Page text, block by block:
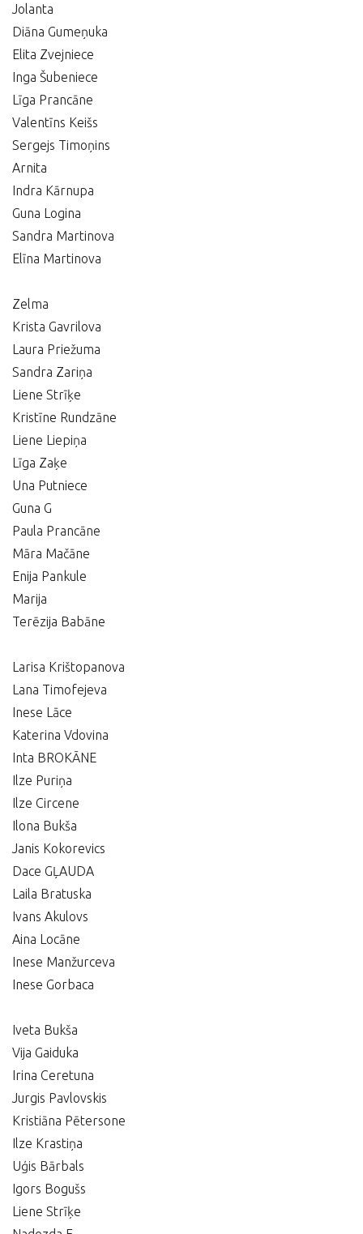
Jolanta
Diāna Gumeņuka
Elita Zvejniece
Inga Šubeniece
Līga Prancāne
Valentīns Keišs
Sergejs Timoņins
Arnita
Indra Kārnupa
Guna Logina
Sandra Martinova
Elīna Martinova
Zelma
Krista Gavrilova
Laura Priežuma
Sandra Zariņa
Liene Strīķe
Kristīne Rundzāne
Liene Liepiņa
Līga Zaķe
Una Putniece
Guna G
Paula Prancāne
Māra Mačāne
Enija Pankule
Marija
Terēzija Babāne
Larisa Krištopanova
Lana Timofejeva
Inese Lāce
Katerina Vdovina
Inta BROKĀNE
Ilze Puriņa
Ilze Circene
Ilona Bukša
Janis Kokorevics
Dace GĻAUDA
Laila Bratuska
Ivans Akulovs
Aina Locāne
Inese Manžurceva
Inese Gorbaca
Iveta Bukša
Vija Gaiduka
Irina Ceretuna
Jurgis Pavlovskis
Kristiāna Pētersone
Ilze Krastiņa
Uģis Bārbals
Igors Bogušs
Liene Strīķe